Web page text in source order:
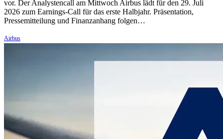
vor. Der Analystencall am Mittwoch Airbus lädt für den 29. Juli
2026 zum Earnings-Call für das erste Halbjahr. Präsentation,
Pressemitteilung und Finanzanhang folgen…
Airbus